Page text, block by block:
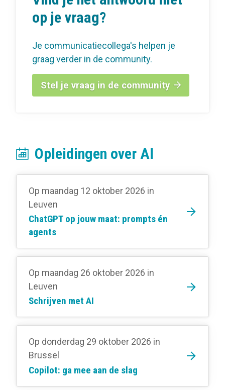
op je vraag?
Je communicatiecollega's helpen je
graag verder in de community.
Stel je vraag in de community
Opleidingen over AI
Op maandag 12 oktober 2026 in
Leuven
ChatGPT op jouw maat: prompts én
agents
Op maandag 26 oktober 2026 in
Leuven
Schrijven met AI
Op donderdag 29 oktober 2026 in
Brussel
Copilot: ga mee aan de slag